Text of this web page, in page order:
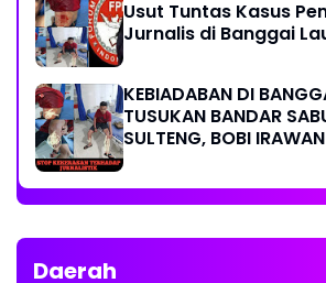
Usut Tuntas Kasus
Jurnalis di Banggai
KEBIADABAN DI
TUSUKAN BANDAR
SULTENG, BOBI
KERAS KINERJA POLRI!
Daerah